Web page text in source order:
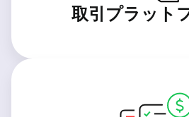
取引プラット